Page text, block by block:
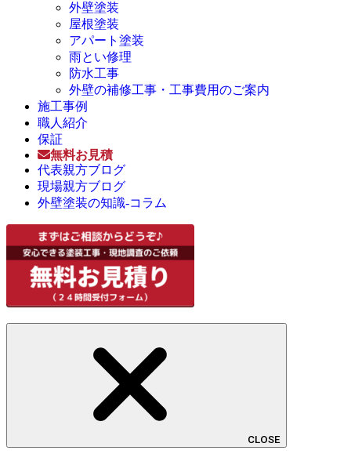
外壁塗装
屋根塗装
アパート塗装
雨とい修理
防水工事
外壁の補修工事・工事費用のご案内
施工事例
職人紹介
保証
無料お見積
代表親方ブログ
現場親方ブログ
外壁塗装の知識-コラム
CLOSE